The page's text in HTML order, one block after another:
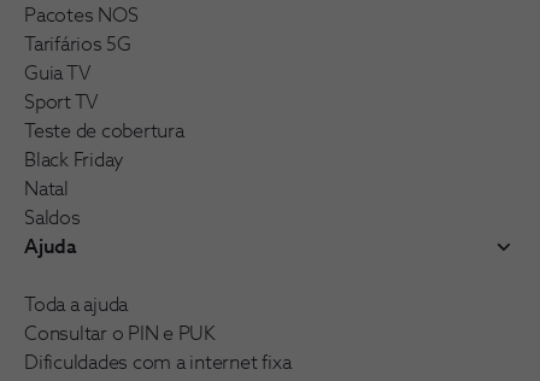
Pacotes NOS
Tarifários 5G
Guia TV
Sport TV
Teste de cobertura
Black Friday
Natal
Saldos
Ajuda
Toda a ajuda
Consultar o PIN e PUK
Dificuldades com a internet fixa